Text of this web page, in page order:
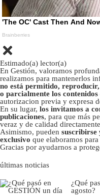
Estimado(a) lector(a)
En Gestión, valoramos
realizamos para mantenerlos
no está permitido,
o parcialmente los contenidos
autorizacion previa y expresa
En su lugar, los invitamos a
publicaciones, para que más
veraz y de calidad
Asimismo, pueden suscribirse
exclusivo que elaboramos para
Gracias por ayudarnos a
últimas noticias
¿Qué
agosto?